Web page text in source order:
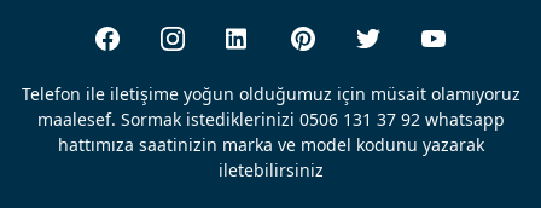
Telefon ile iletişime yoğun olduğumuz için müsait olamıyoruz
maalesef. Sormak istediklerinizi 0506 131 37 92 whatsapp
hattımıza saatinizin marka ve model kodunu yazarak
iletebilirsiniz